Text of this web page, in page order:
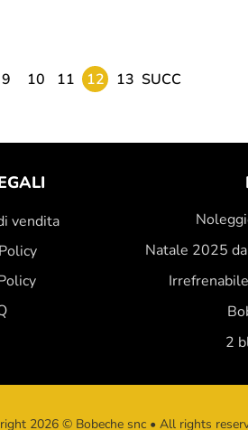
9 10 11 12 13 SUCC
vendita
Natale 2025
2
2026 © Bobeche snc • All rights